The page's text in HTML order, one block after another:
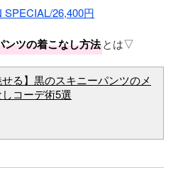
SPECIAL/26,400円
ンツの着こなし方法とは▽
せる】黒のスキニーパンツのメ
コーデ術5選